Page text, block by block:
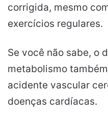
corrigida, mesmo
exercícios regulares.
Se você não sabe, o
metabolismo
acidente vascular
doenças cardíacas.